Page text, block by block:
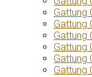
Gattung
Gattung
Gattung
Gattung
Gattung
Gattung